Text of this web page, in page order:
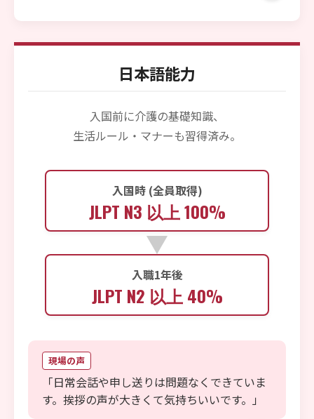
日本語能力
入国前に介護の基礎知識、
生活ルール・マナーも習得済み。
入国時 (全員取得)
JLPT N3 以上 100%
▼
入職1年後
JLPT N2 以上 40%
現場の声
「日常会話や申し送りは問題なくできていま
す。挨拶の声が大きくて気持ちいいです。」